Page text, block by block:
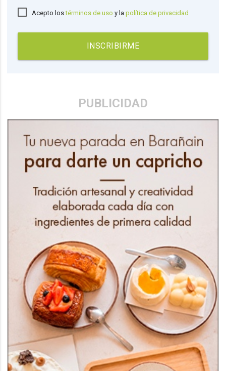
Acepto lostérminos de uso y lapolítica de privacidad
INSCRIBIRME
PUBLICIDAD